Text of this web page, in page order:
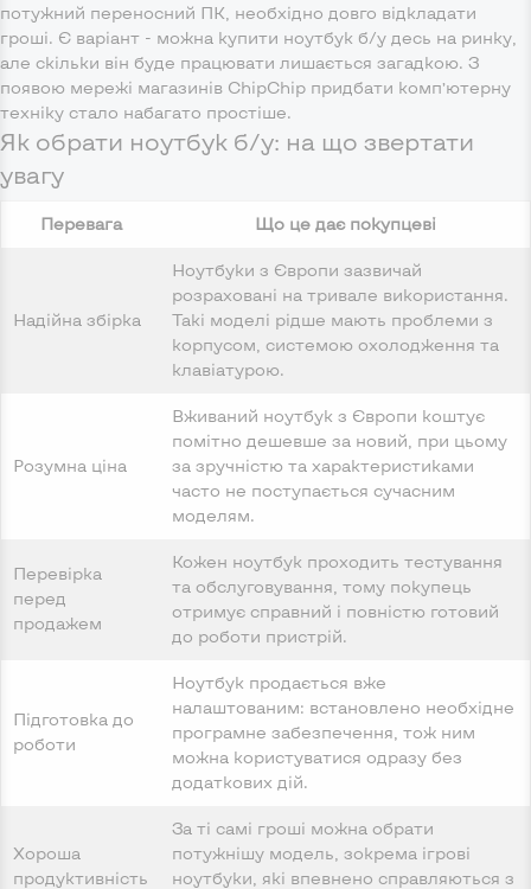
потужний переносний ПК, необхідно довго відкладати
гроші. Є варіант - можна купити ноутбук б/у десь на ринку,
але скільки він буде працювати лишається загадкою. З
появою мережі магазинів ChipChip придбати комп’ютерну
техніку стало набагато простіше.
Як обрати ноутбук б/у: на що звертати
увагу
Перевага Що це дає покупцеві
Надійна збірка
Ноутбуки з Європи зазвичай
розраховані на тривале використання.
Такі моделі рідше мають проблеми з
корпусом, системою охолодження та
клавіатурою.
Розумна ціна
Вживаний ноутбук з Європи коштує
помітно дешевше за новий, при цьому
за зручністю та характеристиками
часто не поступається сучасним
моделям.
Перевірка
перед
продажем
Кожен ноутбук проходить тестування
та обслуговування, тому покупець
отримує справний і повністю готовий
до роботи пристрій.
Підготовка до
роботи
Ноутбук продається вже
налаштованим: встановлено необхідне
програмне забезпечення, тож ним
можна користуватися одразу без
додаткових дій.
Хороша
продуктивність
За ті самі гроші можна обрати
потужнішу модель, зокрема ігрові
ноутбуки, які впевнено справляються з